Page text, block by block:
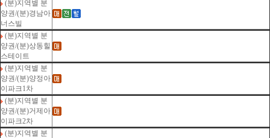
(분)지역별 분
양권/(분)경남아
너스빌
(분)지역별 분
양권/(분)상동힐
스테이트
(분)지역별 분
양권/(분)양정아
이파크1차
(분)지역별 분
양권/(분)거제아
이파크2차
(분)지역별 분